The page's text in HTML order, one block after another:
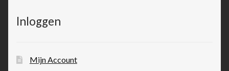
Inloggen
Mijn Account